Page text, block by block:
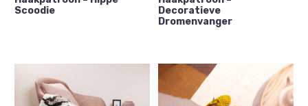
Scoodie
Decoratieve
Dromenvanger